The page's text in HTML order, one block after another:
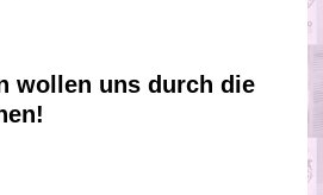
wollen uns durch die